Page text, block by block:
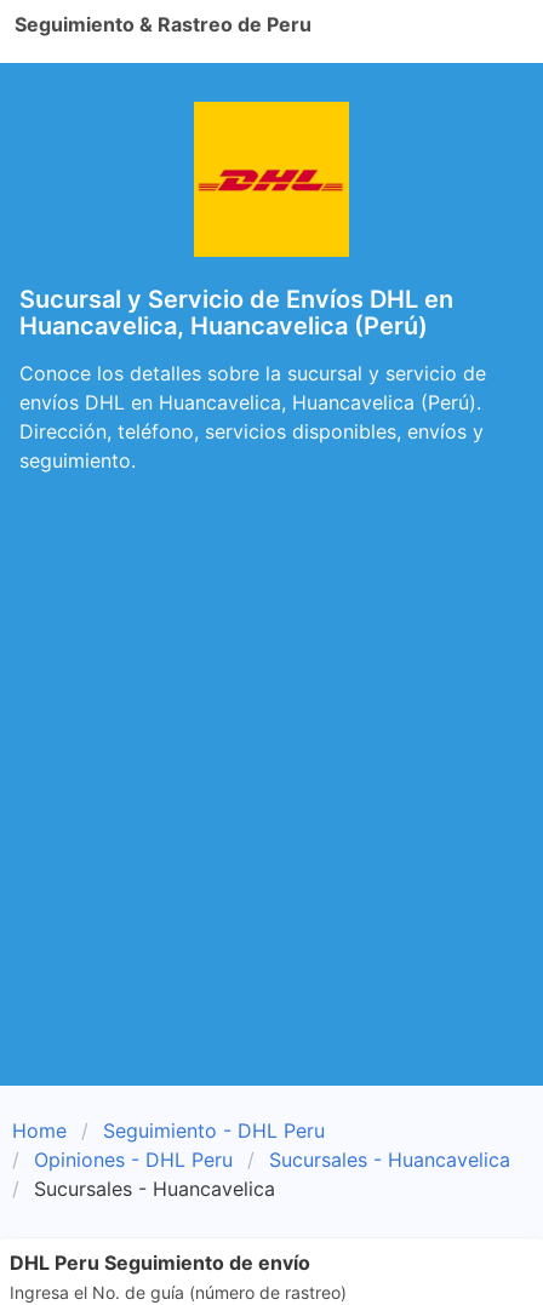
Seguimiento & Rastreo de Peru
Sucursal y Servicio de Envíos DHL en
Huancavelica, Huancavelica (Perú)
Conoce los detalles sobre la sucursal y servicio de
envíos DHL en Huancavelica, Huancavelica (Perú).
Dirección, teléfono, servicios disponibles, envíos y
seguimiento.
Home
Seguimiento - DHL Peru
Opiniones - DHL Peru
Sucursales - Huancavelica
Sucursales - Huancavelica
DHL Peru Seguimiento de envío
Ingresa el No. de guía (número de rastreo)